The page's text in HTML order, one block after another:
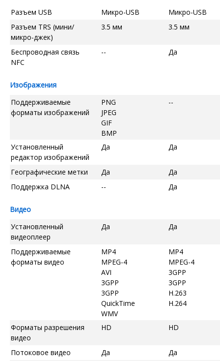
Разъем USB
Микро-USB
Микро-USB
Разъем TRS (мини/
микро-джек)
3.5 мм 3.5 мм
Беспроводная связь
NFC
-- Да
Изображения
Поддерживаемые
форматы изображений
PNG
JPEG
GIF
BMP
--
Установленный
редактор изображений
Да Да
Географические метки Да
Да
Поддержка DLNA
-- Да
Видео
Установленный
видеоплеер
Да Да
Поддерживаемые
форматы видео
MP4
MPEG-4
AVI
3GPP
3GPP
QuickTime
WMV
MP4
MPEG-4
3GPP
3GPP
H.263
H.264
Форматы разрешения
видео
HD HD
Потоковое видео Да
Да